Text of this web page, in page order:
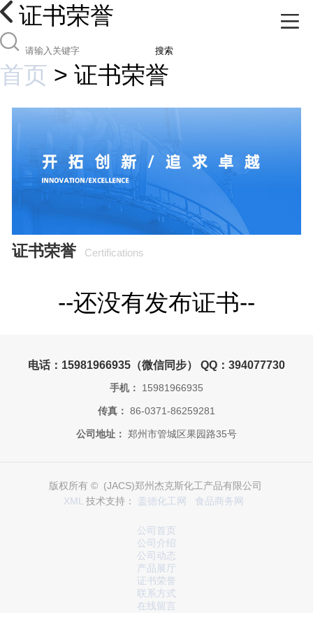
证书荣誉
搜索
首页 > 证书荣誉
证书荣誉 Certifications
--还没有发布证书--
电话：15981966935（微信同步） QQ：394077730
手机： 15981966935
传真： 86-0371-86259281
公司地址： 郑州市管城区果园路35号
版权所有 © (JACS)郑州杰克斯化工产品有限公司
XML 技术支持： 盖德化工网 食品商务网
公司首页
公司介绍
公司动态
产品展厅
证书荣誉
联系方式
在线留言